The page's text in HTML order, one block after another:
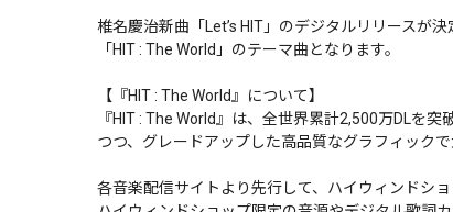
椎名慶治新曲「Let’s HIT」のデジタルリリースが決
「HIT : The World」のテーマ曲となります。
【『HIT : The World』について】
『HIT : The World』は、全世界累計2,500万DLを
つつ、グレードアップした高品質なグラフィック
各音楽配信サイトより先行して、ハイウィンドシ